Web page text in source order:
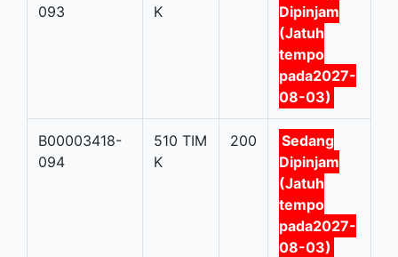
093
K
Dipinjam
(Jatuh
tempo
pada2027-
08-03)
B00003418-
094
510 TIM
K
200
Sedang
Dipinjam
(Jatuh
tempo
pada2027-
08-03)